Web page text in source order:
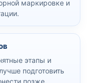
маркировке и
этапы и
подготовить
позже.